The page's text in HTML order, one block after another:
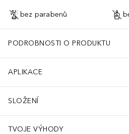
bez parabenů
PODROBNOSTI O PRODUKTU
APLIKACE
SLOŽENÍ
TVOJE VÝHODY